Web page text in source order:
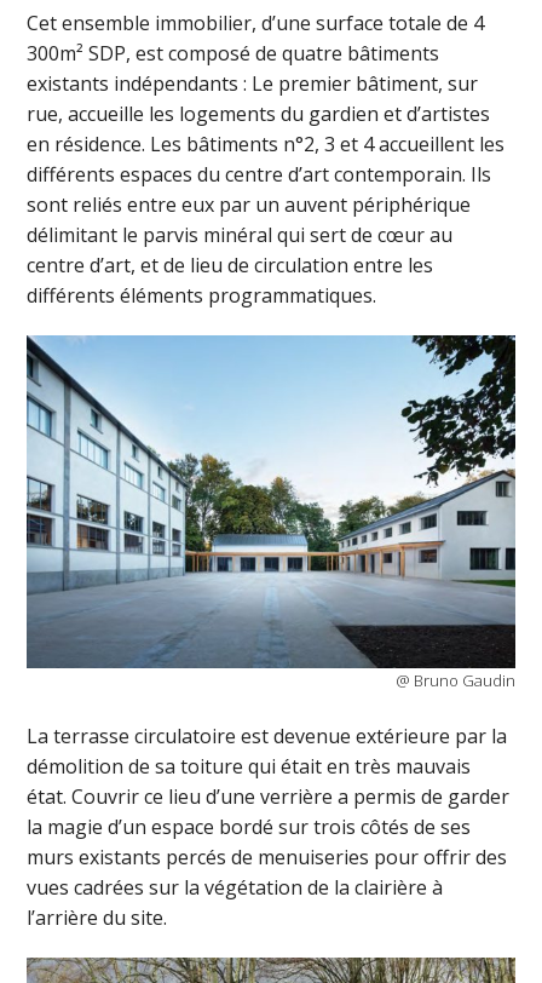
Cet ensemble immobilier, d’une surface totale de 4
300m² SDP, est composé de quatre bâtiments
existants indépendants : Le premier bâtiment, sur
rue, accueille les logements du gardien et d’artistes
en résidence. Les bâtiments n°2, 3 et 4 accueillent les
différents espaces du centre d’art contemporain. Ils
sont reliés entre eux par un auvent périphérique
délimitant le parvis minéral qui sert de cœur au
centre d’art, et de lieu de circulation entre les
différents éléments programmatiques.
@ Bruno Gaudin
La terrasse circulatoire est devenue extérieure par la
démolition de sa toiture qui était en très mauvais
état. Couvrir ce lieu d’une verrière a permis de garder
la magie d’un espace bordé sur trois côtés de ses
murs existants percés de menuiseries pour offrir des
vues cadrées sur la végétation de la clairière à
l’arrière du site.